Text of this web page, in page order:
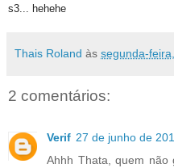
s3... hehehe
Thais Roland às segunda-
2 comentários:
Verif 27 de junho de
Ahhh Thata, quem